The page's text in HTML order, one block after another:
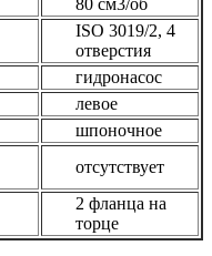
ISO 3019/2, 4
отверстия
гидронасос
левое
шпоночное
отсутствует
2 фланца на
торце